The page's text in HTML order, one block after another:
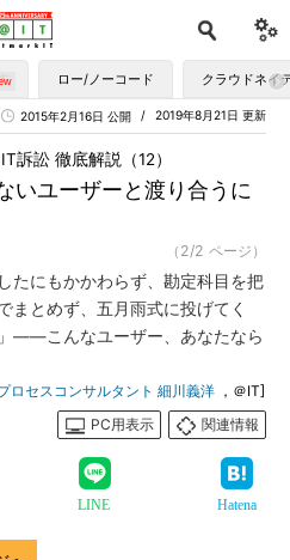
ロー/ノーコード クラウドネイ
2019年8月21日 更新
2015年2月16日 公開
いユーザーと渡り合うに
訴訟 徹底解説（12）
（2/2 ページ）
たにもかかわらず、勘定科目を把
まとめず、五月雨式に投げてく
――こんなユーザー、あなたなら
ロセスコンサルタント 細川義洋 ，＠IT]
PC用表示
関連情報
LINE Hatena